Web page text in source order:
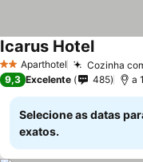
2 EstrelasAparthotel Cozinha
Icarus Hotel
9,3 Excelente 485 a
Selecione as datas
exatos.